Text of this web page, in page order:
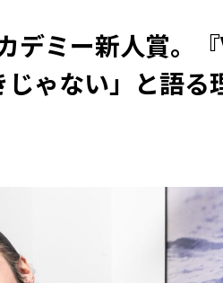
ミー新人賞。『
ゃない」と語る